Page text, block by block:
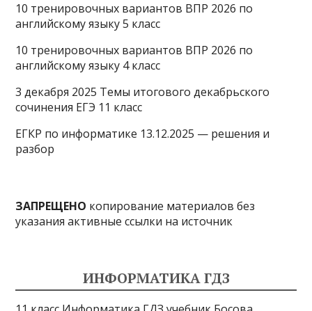
10 тренировочных вариантов ВПР 2026 по
английскому языку 5 класс
10 тренировочных вариантов ВПР 2026 по
английскому языку 4 класс
3 декабря 2025 Темы итогового декабрьского
сочинения ЕГЭ 11 класс
ЕГКР по информатике 13.12.2025 — решения и
разбор
ЗАПРЕЩЕНО копирование материалов без
указания активные ссылки на источник
ИНФОРМАТИКА ГДЗ